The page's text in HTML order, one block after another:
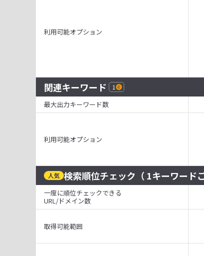
利用可能オプション
関連キーワード 1
最大出力キーワード数
利用可能オプション
人気 検索順位チェック （ 1キーワード
一度に順位チェックできる
URL/ドメイン数
取得可能範囲